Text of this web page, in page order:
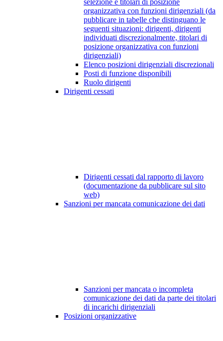
selezione e titolari di posizione
organizzativa con funzioni dirigenziali (da
pubblicare in tabelle che distinguano le
seguenti situazioni: dirigenti, dirigenti
individuati discrezionalmente, titolari di
posizione organizzativa con funzioni
dirigenziali)
Elenco posizioni dirigenziali discrezionali
Posti di funzione disponibili
Ruolo dirigenti
Dirigenti cessati
Dirigenti cessati dal rapporto di lavoro
(documentazione da pubblicare sul sito
web)
Sanzioni per mancata comunicazione dei dati
Sanzioni per mancata o incompleta
comunicazione dei dati da parte dei titolari
di incarichi dirigenziali
Posizioni organizzative